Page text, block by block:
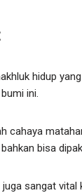
hidup
ini.
cahaya
bisa
sangat vital